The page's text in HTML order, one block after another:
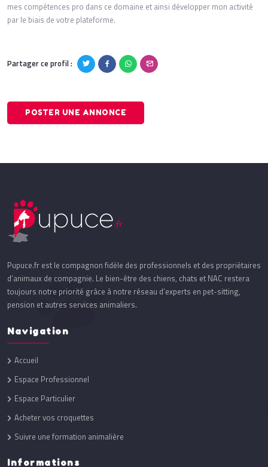
mes compétences pro dans ce domaine et ainsi développer mon activité
par le biais de votre plateforme.
Partager ce profil :
POSTER UNE ANNONCE
Pupuce.fr est le compagnon fidèle des professionnels et des propriétaires
d’animaux de compagnie. Le bien-être des chiens, chats et NAC restera
toujours notre priorité grâce à notre réseau d’experts en pet-sitting,
pension et autres services animaliers.
Navigation
Accueil
Espace Professionnel
Espace Particulier
Acheter vos croquettes
Suivre une formation animalière
Informations